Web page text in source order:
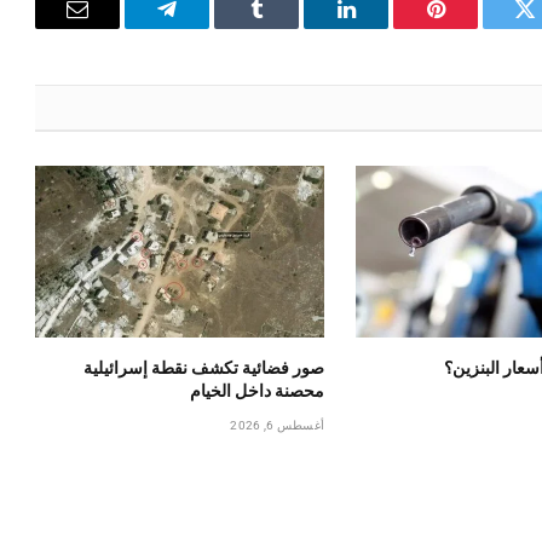
تويتر بينتيريستلينكدإن Tumblr تيلقرام
البريد
البنزين؟
صور فضائية تكشف نقطة إسرائيلية
محصنة داخل الخيام
أغسطس 6, 2026